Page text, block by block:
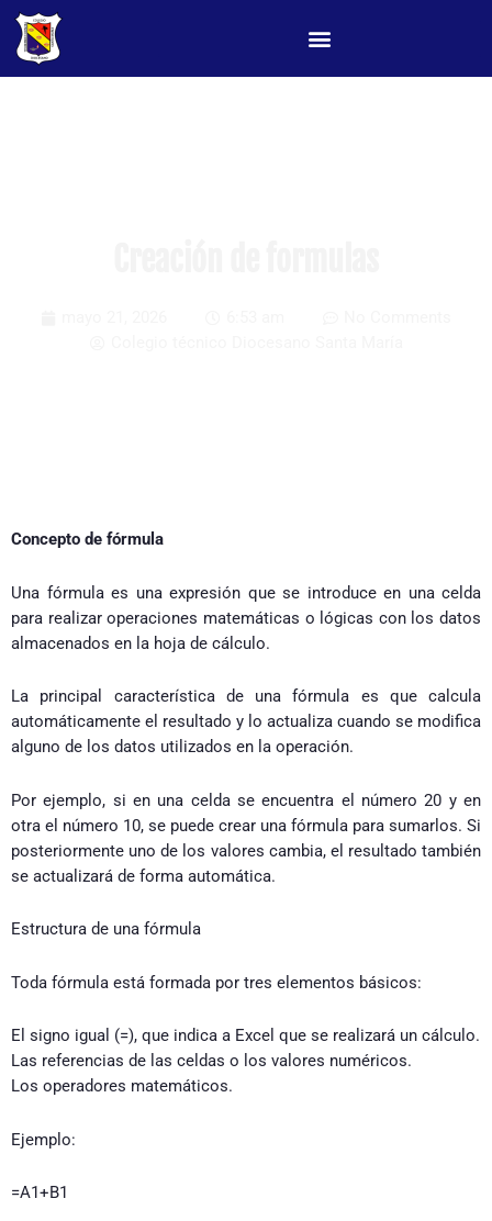
Concepto de fórmula
Una fórmula es una expresión que se introduce en una celda
para realizar operaciones matemáticas o lógicas con los datos
almacenados en la hoja de cálculo.
La principal característica de una fórmula es que calcula
automáticamente el resultado y lo actualiza cuando se modifica
alguno de los datos utilizados en la operación.
Por ejemplo, si en una celda se encuentra el número 20 y en
otra el número 10, se puede crear una fórmula para sumarlos. Si
posteriormente uno de los valores cambia, el resultado también
se actualizará de forma automática.
Estructura de una fórmula
Toda fórmula está formada por tres elementos básicos:
El signo igual (=), que indica a Excel que se realizará un cálculo.
Las referencias de las celdas o los valores numéricos.
Los operadores matemáticos.
Ejemplo:
=A1+B1